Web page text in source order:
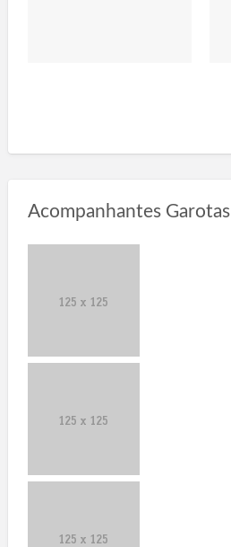
Acompanhantes Garotas